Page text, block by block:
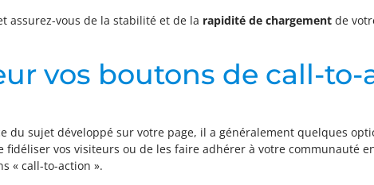
assurez-vous de la stabilité et de la rapidité de chargement de
vos boutons de call-to-
du sujet développé sur votre page, il a généralement quelques
fidéliser vos visiteurs ou de les faire adhérer à votre communauté
« call-to-action ».